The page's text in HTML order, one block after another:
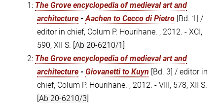
1: The Grove encyclopedia of medieval art and
architecture -Aachen to Cecco di Pietro [Bd. 1] /
editor in chief, Colum P. Hourihane. , 2012. - XCI,
590, XII S. [Ab 20-6210/1]
2: The Grove encyclopedia of medieval art and
architecture - Giovanetti to Kuyn [Bd. 3] / editor in
chief, Colum P. Hourihane. , 2012. - VIII, 578, XII S.
[Ab 20-6210/3]